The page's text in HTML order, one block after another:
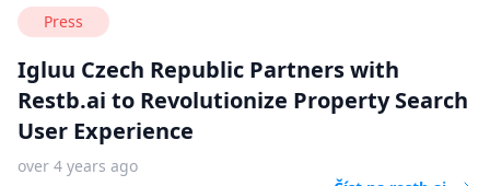
Press
Igluu Czech Republic Partners with
Restb.ai to Revolutionize Property Search
User Experience
over 4 years ago